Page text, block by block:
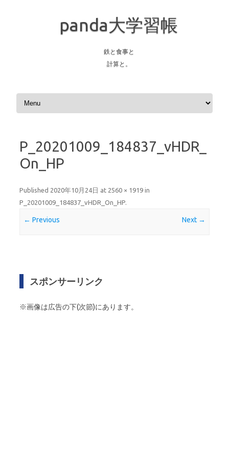
panda大学習帳
鉄と食事と
計算と。
Skip to content
P_20201009_184837_vHDR_
On_HP
Published 2020年10月24日 at 2560 × 1919 in
P_20201009_184837_vHDR_On_HP.
← Previous Next →
スポンサーリンク
※画像は広告の下(次節)にあります。